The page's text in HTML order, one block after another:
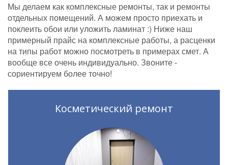
Мы делаем как комплексные ремонты, так и ремонты
отдельных помещений. А можем просто приехать и
поклеить обои или уложить ламинат :) Ниже наш
примерный прайс на комплексные работы, а расценки
на типы работ можно посмотреть в примерах смет. А
вообще все очень индивидуально. Звоните -
сориентируем более точно!
Косметический ремонт